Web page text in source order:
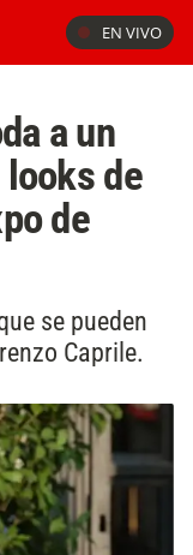
EN VIVO
a un
de
de
se pueden
Caprile.